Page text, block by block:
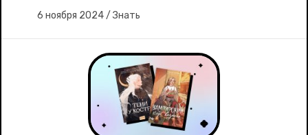
6 ноября 2024/ Знать